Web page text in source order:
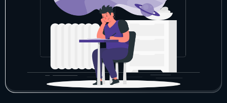
Контакты
8 800 505 34 99
info@direkt.ink